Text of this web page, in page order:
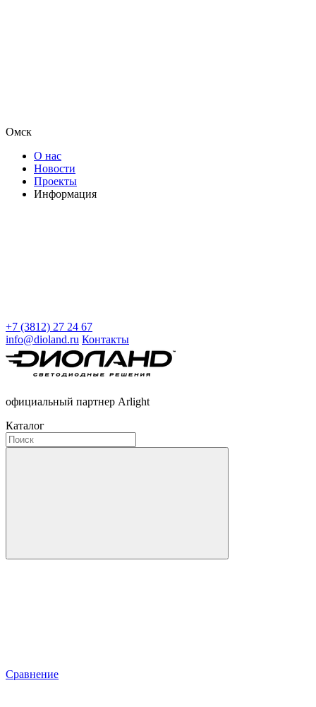
Омск
О нас
Новости
Проекты
Информация
+7 (3812) 27 24 67
info@dioland.ru Контакты
официальный партнер Arlight
Каталог
Сравнение